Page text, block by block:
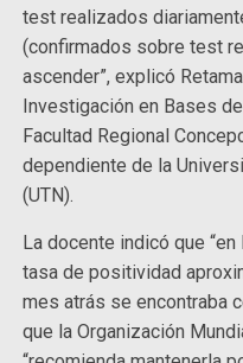
test realizados
(confirmados sobre test
ascender”, explicó
Investigación en Bases
Facultad Regional
dependiente de la
(UTN).
La docente indicó que
tasa de positividad
mes atrás se encontraba
que la Organización